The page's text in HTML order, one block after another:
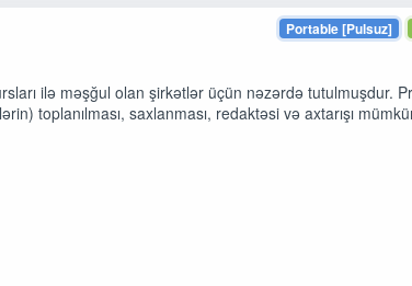
Portable [Pulsuz]
ilə məşğul olan şirkətlər üçün nəzərdə tutulmuşdur.
toplanılması, saxlanması, redaktəsi və axtarışı